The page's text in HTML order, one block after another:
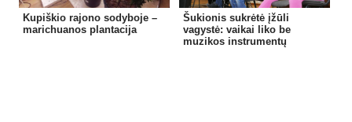
Kupiškio rajono sodyboje –
marichuanos plantacija
Šukionis sukrėtė įžūli
vagystė: vaikai liko be
muzikos instrumentų